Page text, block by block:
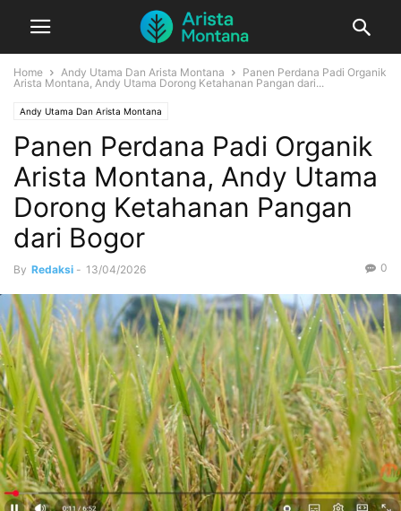
Home Andy Utama Dan Arista Montana
Panen Perdana Padi Organik
Arista Montana, Andy Utama Dorong Ketahanan Pangan dari...
Andy Utama Dan Arista Montana
Panen Perdana Padi Organik
Arista Montana, Andy Utama
Dorong Ketahanan Pangan
dari Bogor
By Redaksi - 13/04/2026 0